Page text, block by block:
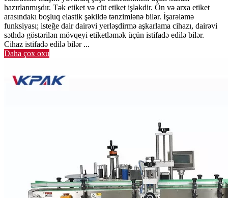
hazırlanmışdır. Tək etiket və cüt etiket işləkdir. Ön və arxa etiket
arasındakı boşluq elastik şəkildə tənzimlənə bilər. İşarələmə
funksiyası; isteğe dair dairəvi yerləşdirmə aşkarlama cihazı, dairəvi
səthdə göstərilən mövqeyi etiketləmək üçün istifadə edilə bilər.
Cihaz istifadə edilə bilər ...
Daha çox oxu